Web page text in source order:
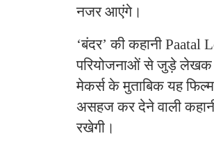
नजर आएंगे।
‘बंदर’ की कहानी
परियोजनाओं से जुड़े लेखक
मेकर्स के मुताबिक यह
असहज कर देने वाली
रखेगी।